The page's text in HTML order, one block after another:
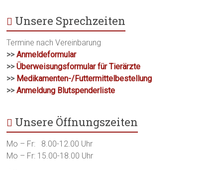
Unsere Sprechzeiten
Termine nach Vereinbarung
>> Anmeldeformular
>>Überweisungsformular für Tierärzte
>> Medikamenten-/Futtermittelbestellung
>>Anmeldung Blutspenderliste
Unsere Öffnungszeiten
Mo – Fr: 8.00-12.00 Uhr
Mo – Fr: 15.00-18.00 Uhr